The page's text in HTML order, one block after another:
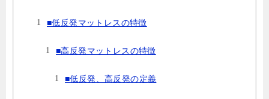
■低反発マットレスの特徴
■高反発マットレスの特徴
■低反発、高反発の定義